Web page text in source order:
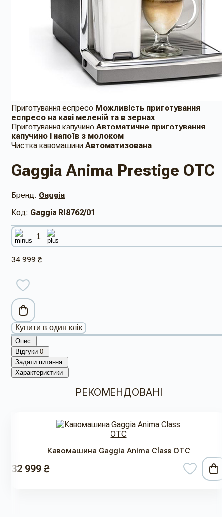
Приготування еспресо Можливість приготування
еспресо на кавi меленiй та в зернах
Приготування капучино Автоматичне приготування
капучино і напоїв з молоком
Чистка кавомашини Автоматизована
Gaggia Anima Prestige OTC
Бренд: Gaggia
Код: Gaggia RI8762/01
34 999 ₴
Купити в один клік
Опис
Відгуки 0
Задати питання
Характеристики
РЕКОМЕНДОВАНІ
Кавомашина Gaggia Anima Class OTC
32 999 ₴